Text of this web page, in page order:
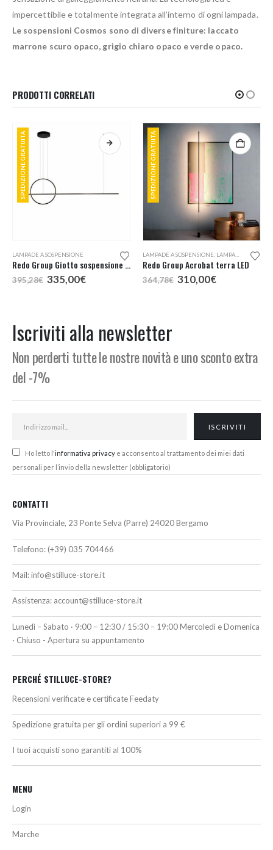
impercettibile e totalmente integrata all’interno di ogni lampada.
Le sospensioni Cosmos sono di diverse finiture: laccato
marrone scuro opaco, grigio chiaro opaco e verde opaco.
PRODOTTI CORRELATI
SPEDIZIONE GRATUITA
LAMPADE A SOSPENSIONE
Redo Group Giotto sospensione LED 143
395,28€ Il
prezzo
335,00€Il
SPEDIZIONE GRATUITA
LAMPADE A SOSPENSIONE LAMPADE DA TERRA
Redo Group Acrobat terra LED
364,78€ Il
prezzo
310,00€Il
Iscriviti alla newsletter
Non perderti tutte le nostre novità e uno sconto extra
del -7%
Ho letto l'informativa privacy e acconsento al trattamento dei miei dati
personali per l’invio della newsletter (obbligatorio)
CONTATTI
Via Provinciale, 23 Ponte Selva (Parre) 24020 Bergamo
Telefono: (+39) 035 704466
Mail:info@stilluce-store.it
Assistenza: account@stilluce-store.it
Lunedì – Sabato · 9:00 – 12:30 / 15:30 – 19:00 Mercoledì e Domenica
· Chiuso - Apertura su appuntamento
PERCHÉ STILLUCE-STORE?
Recensioni verificate e certificate Feedaty
Spedizione gratuita per gli ordini superiori a 99 €
I tuoi acquisti sono garantiti al 100%
MENU
Login
Marche